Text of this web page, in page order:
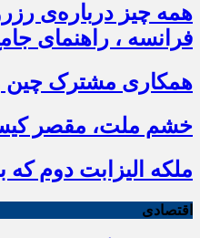
همه چیز درباره‌ی
فرانسه ، راهنمای
همکاری مشترک چین
خشم ملت، مقصر
ملکه الیزابت دوم که
اقتصادی